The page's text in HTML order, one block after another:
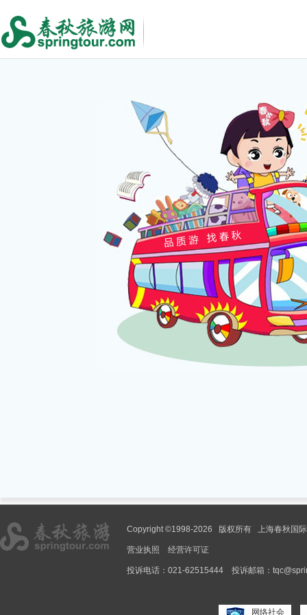
Copyright ©1998-2026 版权所有 上海春秋国际
营业执照 经营许可证
投诉电话：021-62515444 投诉邮箱：
网络社会